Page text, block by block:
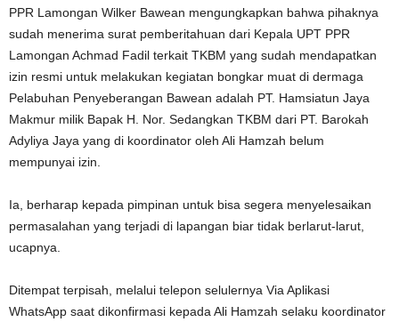
PPR Lamongan Wilker Bawean mengungkapkan bahwa pihaknya
sudah menerima surat pemberitahuan dari Kepala UPT PPR
Lamongan Achmad Fadil terkait TKBM yang sudah mendapatkan
izin resmi untuk melakukan kegiatan bongkar muat di dermaga
Pelabuhan Penyeberangan Bawean adalah PT. Hamsiatun Jaya
Makmur milik Bapak H. Nor. Sedangkan TKBM dari PT. Barokah
Adyliya Jaya yang di koordinator oleh Ali Hamzah belum
mempunyai izin.
Ia, berharap kepada pimpinan untuk bisa segera menyelesaikan
permasalahan yang terjadi di lapangan biar tidak berlarut-larut,
ucapnya.
Ditempat terpisah, melalui telepon selulernya Via Aplikasi
WhatsApp saat dikonfirmasi kepada Ali Hamzah selaku koordinator